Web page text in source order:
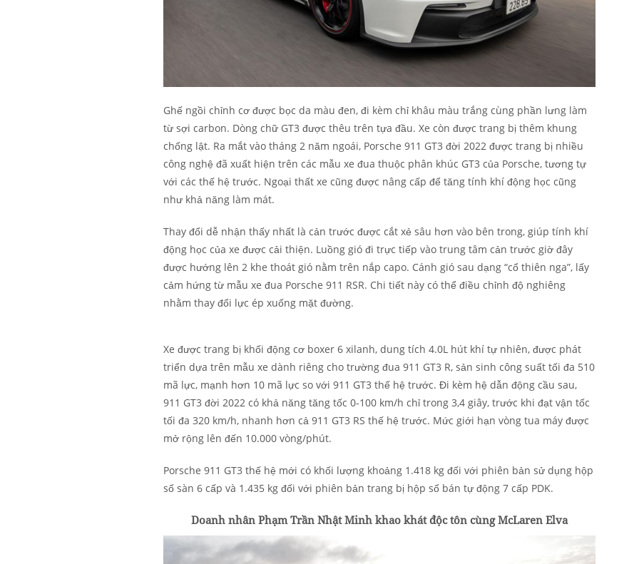
Ghế ngồi chỉnh cơ được bọc da màu đen, đi kèm chỉ khâu màu trắng cùng phần lưng làm
từ sợi carbon. Dòng chữ GT3 được thêu trên tựa đầu. Xe còn được trang bị thêm khung
chống lật. Ra mắt vào tháng 2 năm ngoái, Porsche 911 GT3 đời 2022 được trang bị nhiều
công nghệ đã xuất hiện trên các mẫu xe đua thuộc phân khúc GT3 của Porsche, tương tự
với các thế hệ trước. Ngoại thất xe cũng được nâng cấp để tăng tính khí động học cũng
như khả năng làm mát.
Thay đổi dễ nhận thấy nhất là cản trước được cắt xẻ sâu hơn vào bên trong, giúp tính khí
động học của xe được cải thiện. Luồng gió đi trực tiếp vào trung tâm cản trước giờ đây
được hướng lên 2 khe thoát gió nằm trên nắp capo. Cánh gió sau dạng “cổ thiên nga”, lấy
cảm hứng từ mẫu xe đua Porsche 911 RSR. Chi tiết này có thể điều chỉnh độ nghiêng
nhằm thay đổi lực ép xuống mặt đường.
Xe được trang bị khối động cơ boxer 6 xilanh, dung tích 4.0L hút khí tự nhiên, được phát
triển dựa trên mẫu xe dành riêng cho trường đua 911 GT3 R, sản sinh công suất tối đa 510
mã lực, mạnh hơn 10 mã lực so với 911 GT3 thế hệ trước. Đi kèm hệ dẫn động cầu sau,
911 GT3 đời 2022 có khả năng tăng tốc 0-100 km/h chỉ trong 3,4 giây, trước khi đạt vận tốc
tối đa 320 km/h, nhanh hơn cả 911 GT3 RS thế hệ trước. Mức giới hạn vòng tua máy được
mở rộng lên đến 10.000 vòng/phút.
Porsche 911 GT3 thế hệ mới có khối lượng khoảng 1.418 kg đối với phiên bản sử dụng hộp
số sàn 6 cấp và 1.435 kg đối với phiên bản trang bị hộp số bán tự động 7 cấp PDK.
Doanh nhân Phạm Trần Nhật Minh khao khát độc tôn cùng McLaren Elva